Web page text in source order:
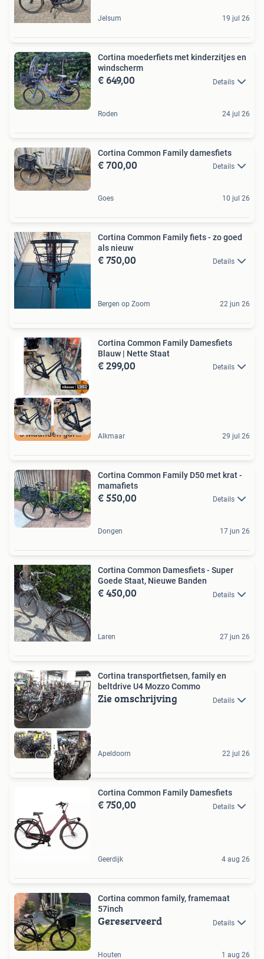
Jelsum 19 jul 26
Cortina moederfiets met kinderzitjes en
windscherm
€ 649,00 Details
Roden 24 jul 26
Cortina Common Family damesfiets
€ 700,00 Details
Goes 10 jul 26
Cortina Common Family fiets - zo goed
als nieuw
€ 750,00 Details
Bergen op Zoom 22 jun 26
3 Maanden garantie
Cortina Common Family Damesfiets
Blauw | Nette Staat
€ 299,00 Details
Alkmaar 29 jul 26
Cortina Common Family D50 met krat -
mamafiets
€ 550,00 Details
Dongen 17 jun 26
Cortina Common Damesfiets - Super
Goede Staat, Nieuwe Banden
€ 450,00 Details
Laren 27 jun 26
Cortina transportfietsen, family en
beltdrive U4 Mozzo Commo
Zie omschrijving Details
Apeldoorn 22 jul 26
Cortina Common Family Damesfiets
€ 750,00 Details
Geerdijk 4 aug 26
Cortina common family, framemaat
57inch
Gereserveerd Details
Houten 1 aug 26